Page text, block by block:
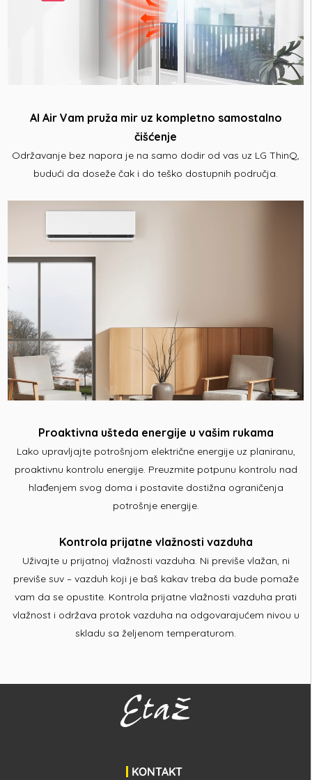
AI Air Vam pruža mir uz kompletno samostalno
čišćenje
Održavanje bez napora je na samo dodir od vas uz LG ThinQ,
budući da doseže čak i do teško dostupnih područja.
Proaktivna ušteda energije u vašim rukama
Lako upravljajte potrošnjom električne energije uz planiranu,
proaktivnu kontrolu energije. Preuzmite potpunu kontrolu nad
hlađenjem svog doma i postavite dostižna ograničenja
potrošnje energije.
Kontrola prijatne vlažnosti vazduha
Uživajte u prijatnoj vlažnosti vazduha. Ni previše vlažan, ni
previše suv – vazduh koji je baš kakav treba da bude pomaže
vam da se opustite. Kontrola prijatne vlažnosti vazduha prati
vlažnost i održava protok vazduha na odgovarajućem nivou u
skladu sa željenom temperaturom.
KONTAKT